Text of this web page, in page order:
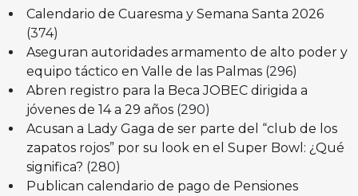
Calendario de Cuaresma y Semana Santa 2026
(374)
Aseguran autoridades armamento de alto poder y
equipo táctico en Valle de las Palmas (296)
Abren registro para la Beca JOBEC dirigida a
jóvenes de 14 a 29 años (290)
Acusan a Lady Gaga de ser parte del “club de los
zapatos rojos” por su look en el Super Bowl: ¿Qué
significa? (280)
Publican calendario de pago de Pensiones